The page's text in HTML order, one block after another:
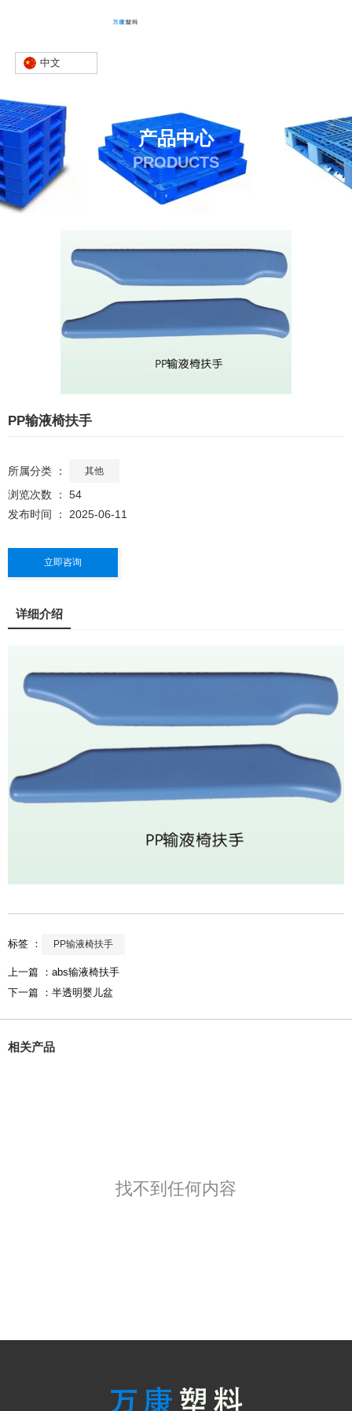
中文
产品中心
PRODUCTS
PP输液椅扶手
所属分类 ： 其他
浏览次数 ： 54
发布时间 ： 2025-06-11
立即咨询
详细介绍
标签 ： PP输液椅扶手
上一篇 ： abs输液椅扶手
下一篇 ： 半透明婴儿盆
相关产品
找不到任何内容